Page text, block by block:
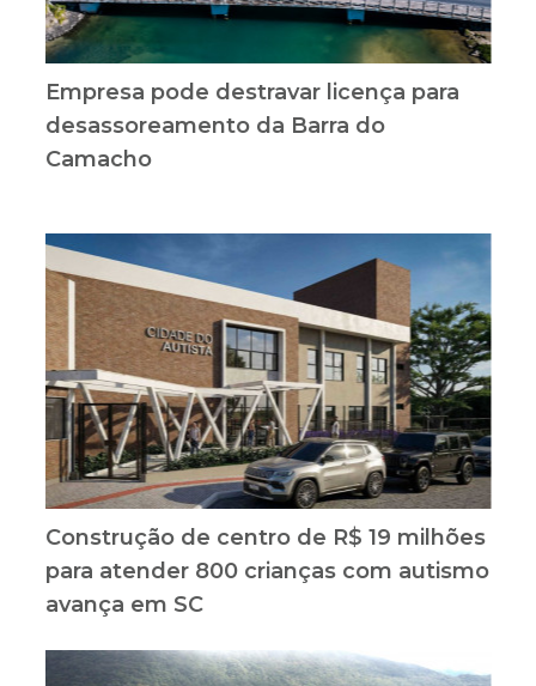
Empresa pode destravar licença para
desassoreamento da Barra do
Camacho
Construção de centro de R$ 19 milhões
para atender 800 crianças com autismo
avança em SC